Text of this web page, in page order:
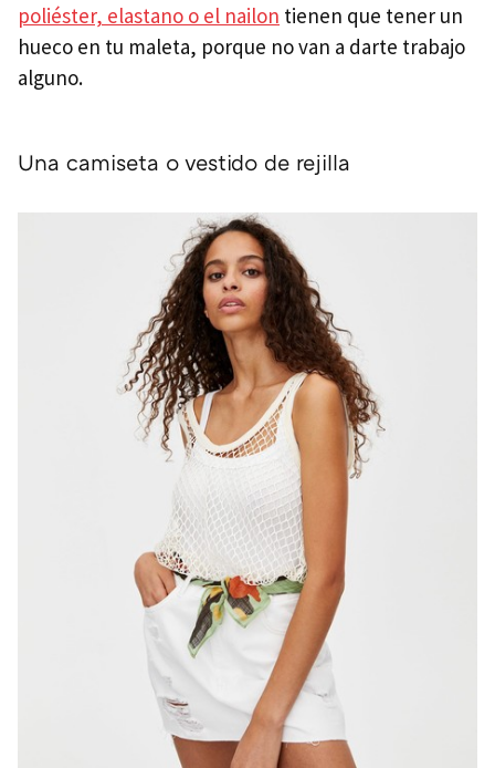
poliéster, elastano o el nailon tienen que tener un
hueco en tu maleta, porque no van a darte trabajo
alguno.
Una camiseta o vestido de rejilla